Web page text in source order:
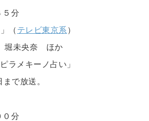
５分
（ テレビ東京系 ）
堀未央奈 ほか
ラメキーノ占い」
で放送。
０分